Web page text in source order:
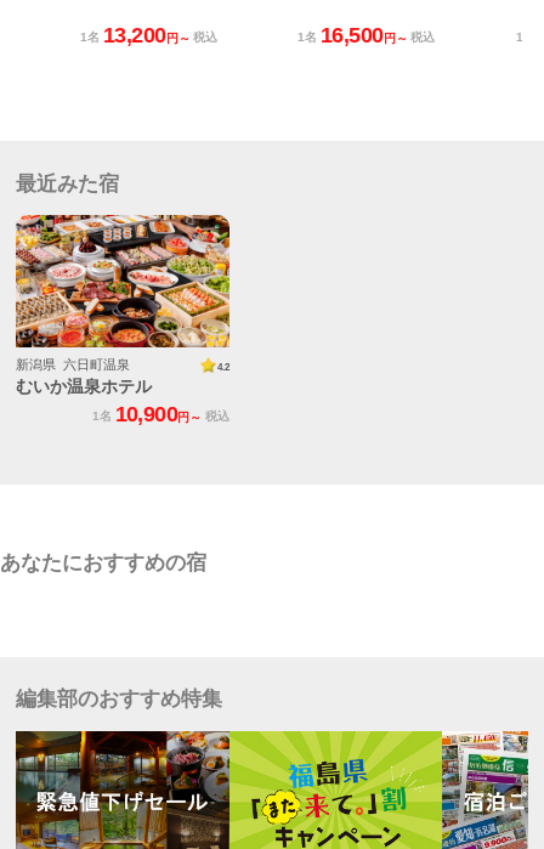
1名 13,200円～ 税込 1名 16,500円～ 税込 1名
最近みた宿
新潟県 六日町温泉 4.2
むいか温泉ホテル
1名 10,900円～ 税込
あなたにおすすめの宿
編集部のおすすめ特集